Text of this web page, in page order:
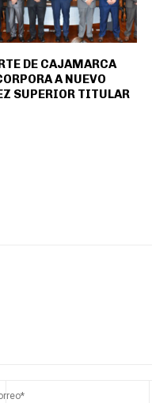
DE CAJAMARCA
A NUEVO
SUPERIOR TITULAR